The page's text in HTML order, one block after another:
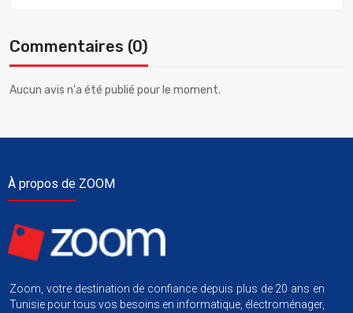
Commentaires (0)
Aucun avis n'a été publié pour le moment.
À propos de ZOOM
Zoom, votre destination de confiance depuis plus de 20 ans en
Tunisie pour tous vos besoins en informatique, électroménager,